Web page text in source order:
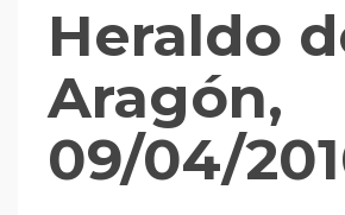
Heraldo
Aragón,
09/04/